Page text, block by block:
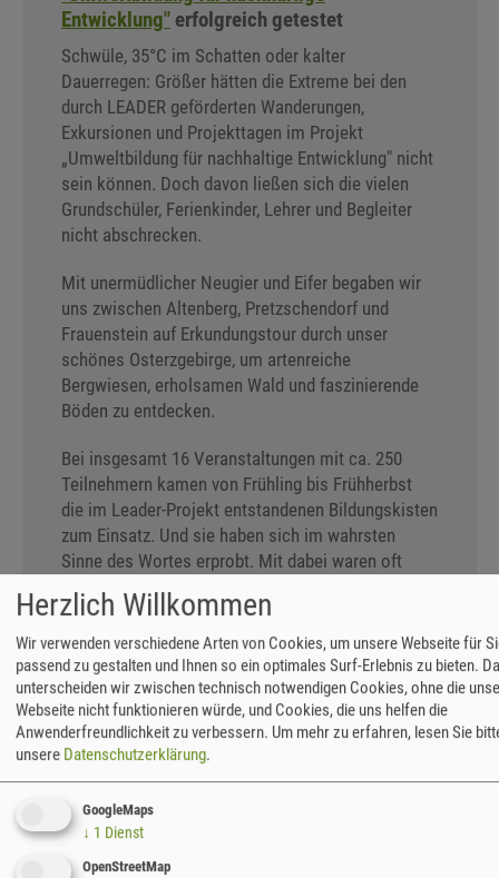
Entwicklung" erfolgreich getestet
Schwüle, 35°C im Schatten oder kalter
Dauerregen: Größer hätten die Extreme bei den
durch LEADER geförderten Wanderungen,
Exkursionen und Projekttagen im Projekt
„Umweltbildung für nachhaltige Entwicklung" nicht
sein können. Doch davon ließen sich die vielen
Grundschüler, Ferienkinder, Lehrer und Begleiter
nicht abschrecken.
Mit unermüdlicher Neugier und Eifer begaben wir
uns zwischen Altenberg, Pretzschendorf und
Frauenstein auf Erkundungstour durch unser
schönes Osterzgebirge, um artenreiche
Bergwiesen, erholsamen Wald und faszinierende
Böden zu entdecken.
Bei insgesamt 16 Veranstaltungen mit ca. 250
Teilnehmern kamen von Frühling bis Frühherbst
die im Leader-Projekt entstandenen Bildungskisten
zum Einsatz. Und sie haben sich im wahrsten
Sinne des Wortes erprobt. Mit dabei waren oft
Projektes angeworben hatten und die uns bei der
Durchführung der Programme unterstützt haben.
Mit Kindergarten- und Hortkindern begaben wir uns
auf die „Entdeckertour Boden“. Hier konnte
gepuzzelt, gesiebt und experimentiert werden. So
wurde allen sehr schnell klar, wie kostbar und
unwiederbringlich Erde ist.
Unterwegs zu den blütenbunten Bergwiesen
lernten die Kinder neben zahlreichen typischen
Bewohnern auch die besondere Bedeutung und die
Herzlich Willkommen
Wir verwenden verschiedene Arten von Cookies, um unsere Webseite für
passend zu gestalten und Ihnen so ein optimales Surf-Erlebnis zu bieten.
unterscheiden wir zwischen technisch notwendigen Cookies, ohne die
Webseite nicht funktionieren würde, und Cookies, die uns helfen die
Anwenderfreundlichkeit zu verbessern. Um mehr zu erfahren, lesen Sie
unsere Datenschutzerklärung.
GoogleMaps
↓ 1 Dienst
OpenStreetMap